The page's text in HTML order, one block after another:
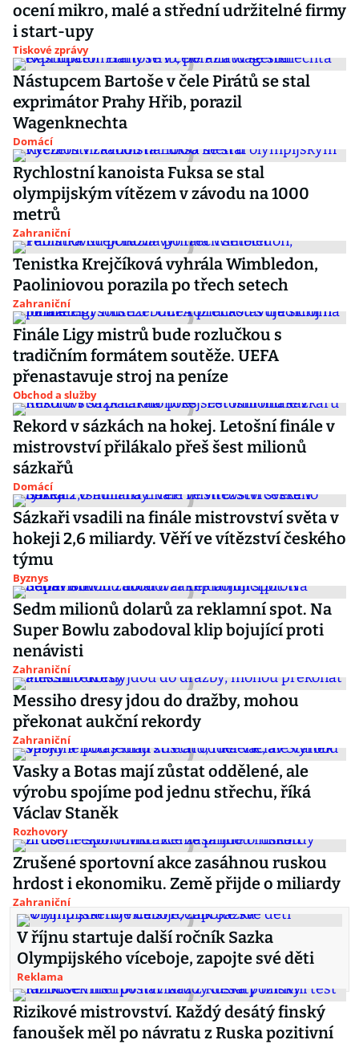
ocení mikro, malé a střední udržitelné firmy
i start-upy
Tiskové zprávy
Nástupcem Bartoše v čele Pirátů se stal
exprimátor Prahy Hřib, porazil
Wagenknechta
Domácí
Rychlostní kanoista Fuksa se stal
olympijským vítězem v závodu na 1000
metrů
Zahraniční
Tenistka Krejčíková vyhrála Wimbledon,
Paoliniovou porazila po třech setech
Zahraniční
Finále Ligy mistrů bude rozlučkou s
tradičním formátem soutěže. UEFA
přenastavuje stroj na peníze
Obchod a služby
Rekord v sázkách na hokej. Letošní finále v
mistrovství přilákalo přeš šest milionů
sázkařů
Domácí
Sázkaři vsadili na finále mistrovství světa v
hokeji 2,6 miliardy. Věří ve vítězství českého
týmu
Byznys
Sedm milionů dolarů za reklamní spot. Na
Super Bowlu zabodoval klip bojující proti
nenávisti
Zahraniční
Messiho dresy jdou do dražby, mohou
překonat aukční rekordy
Zahraniční
Vasky a Botas mají zůstat oddělené, ale
výrobu spojíme pod jednu střechu, říká
Václav Staněk
Rozhovory
Zrušené sportovní akce zasáhnou ruskou
hrdost i ekonomiku. Země přijde o miliardy
Zahraniční
V říjnu startuje další ročník Sazka
Olympijského víceboje, zapojte své děti
Reklama
Rizikové mistrovství. Každý desátý finský
fanoušek měl po návratu z Ruska pozitivní